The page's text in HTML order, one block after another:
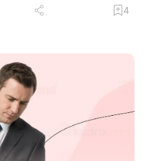
4